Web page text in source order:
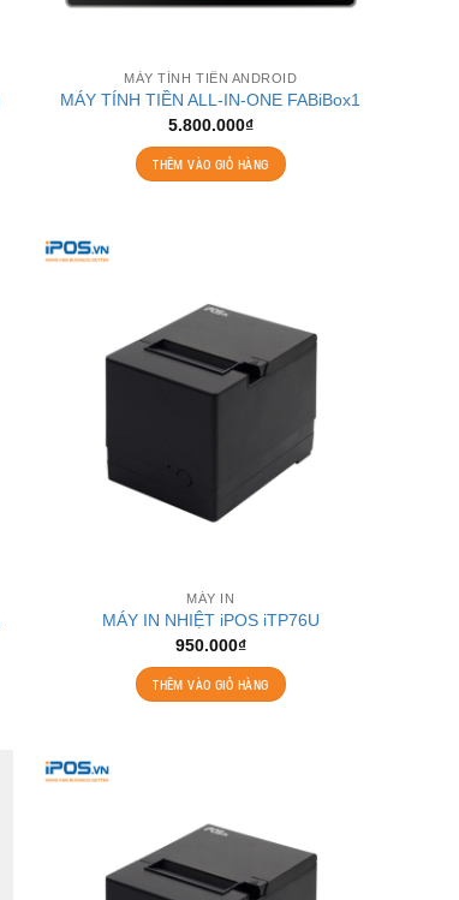
MÁY TÍNH TIỀN ANDROID
MÁY TÍNH TIỀN ALL-IN-ONE FABiBox1
5.800.000₫
THÊM VÀO GIỎ HÀNG
MÁY IN
MÁY IN NHIỆT iPOS iTP76U
950.000₫
THÊM VÀO GIỎ HÀNG